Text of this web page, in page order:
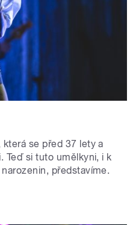
se před 37 lety a
Teď si tuto umělkyni, i k
představíme.